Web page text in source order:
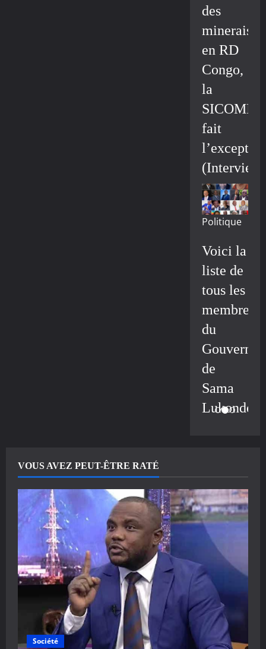
des
minerais
en RD
Congo,
la
fait
(Interview)
Politique
Voici la
liste de
tous les
membres
du
de
Sama
Lukonde
VOUS AVEZ PEUT-ÊTRE RATÉ
Société